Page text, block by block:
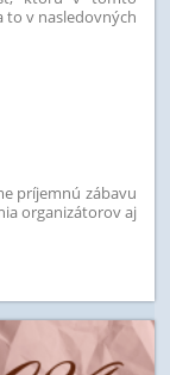
v nasledovných
príjemnú zábavu
organizátorov aj